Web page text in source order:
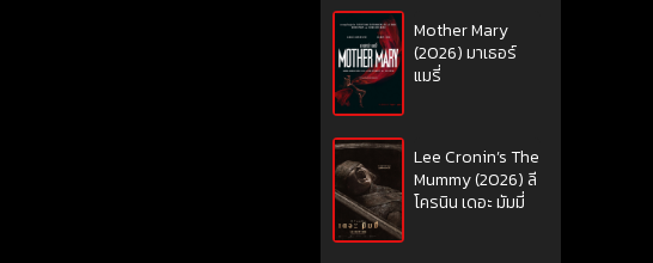
Mother Mary
(2026) มาเธอร์
แมรี่
Lee Cronin’s The
Mummy (2026) ลี
โครนิน เดอะ มัมมี่